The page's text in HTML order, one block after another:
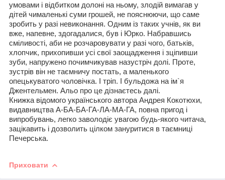
умовами і відбитком долоні на ньому, злодій вимагав у
дітей чималенькі суми грошей, не пояснюючи, що саме
зробить у разі невиконання. Одним із таких учнів, як ви
вже, напевне, здогадалися, був і Юрко. Набравшись
сміливості, аби не розчаровувати у разі чого, батьків,
хлопчик, прихопивши усі свої заощадження і зціпивши
зуби, напружено почимчикував назустріч долі. Проте,
зустрів він не таємничу постать, а маленького
опецькуватого чоловічка. І тріп. І бульдожа на ім`я
Джентельмен. Альо про це дізнаєтесь далі.
Книжка відомого українського автора Андрея Кокотюхи,
видавництва А-БА-БА-ГА-ЛА-МА-ГА, повна пригод і
випробувань, легко заволодіє увагою будь-якого читача,
зацікавить і дозволить цілком зануритися в таємниці
Печерська.
Приховати